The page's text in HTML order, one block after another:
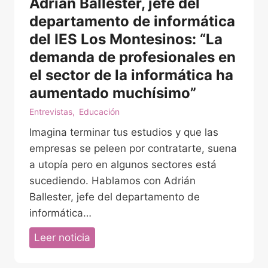
e
t
o
d
e
l
F
e
s
t
v
i
e
ñ
o
s
d
e
c
n
f
a
departamento de informática
del IES Los Montesinos: “La
demanda de profesionales en
el sector de la informática ha
aumentado muchísimo”
Entrevistas, Educación
Imagina terminar tus estudios y que las
empresas se peleen por contratarte, suena
a utopía pero en algunos sectores está
sucediendo. Hablamos con Adrián
Ballester, jefe del departamento de
informática…
Leer noticia